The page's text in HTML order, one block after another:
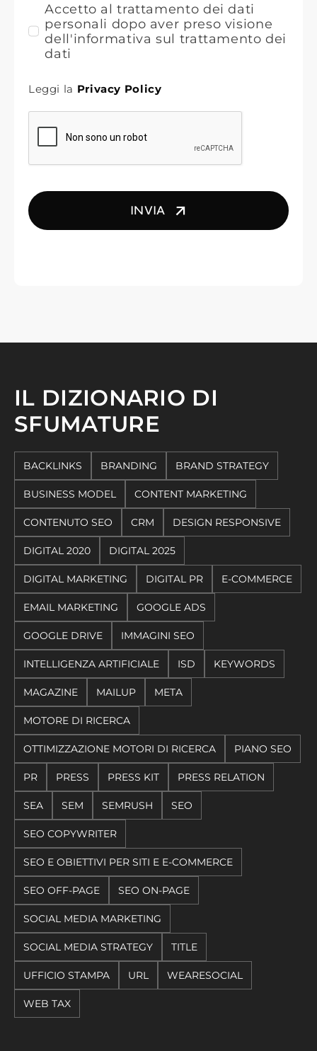
Accetto al trattamento dei dati
personali dopo aver preso visione
dell'informativa sul trattamento dei
dati
Leggi la Privacy Policy
INVIA
IL DIZIONARIO DI
SFUMATURE
BACKLINKS BRANDING BRAND STRATEGY
BUSINESS MODEL CONTENT MARKETING
CONTENUTO SEO CRM DESIGN RESPONSIVE
DIGITAL 2020 DIGITAL 2025
DIGITAL MARKETING DIGITAL PR E-COMMERCE
EMAIL MARKETING GOOGLE ADS
GOOGLE DRIVE IMMAGINI SEO
INTELLIGENZA ARTIFICIALE ISD KEYWORDS
MAGAZINE MAILUP META
MOTORE DI RICERCA
OTTIMIZZAZIONE MOTORI DI RICERCA PIANO SEO
PR PRESS PRESS KIT PRESS RELATION
SEA SEM SEMRUSH SEO
SEO COPYWRITER
SEO E OBIETTIVI PER SITI E E-COMMERCE
SEO OFF-PAGE SEO ON-PAGE
SOCIAL MEDIA MARKETING
SOCIAL MEDIA STRATEGY TITLE
UFFICIO STAMPA URL WEARESOCIAL
WEB TAX